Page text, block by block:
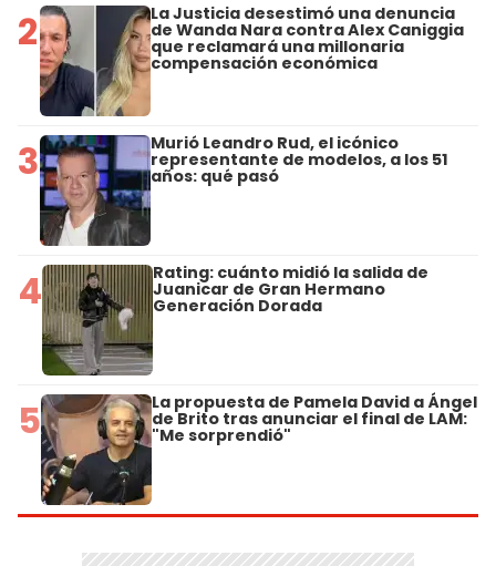
2 La Justicia desestimó una denuncia
de Wanda Nara contra Alex Caniggia
que reclamará una millonaria
compensación económica
3 Murió Leandro Rud, el icónico
representante de modelos, a los 51
años: qué pasó
4 Rating: cuánto midió la salida de
Juanicar de Gran Hermano
Generación Dorada
5 La propuesta de Pamela David a Ángel
de Brito tras anunciar el final de LAM:
"Me sorprendió"